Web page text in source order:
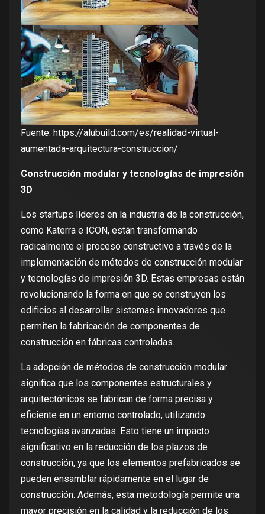
Fuente: https://alubuild.com/es/realidad-virtual-
aumentada-arquitectura-construccion/
Construcción modular y tecnologías de impresión
3D
Los startups líderes en la industria de la construcción,
como Katerra e ICON, están transformando
radicalmente el proceso constructivo a través de la
implementación de métodos de construcción modular
y tecnologías de impresión 3D. Estas empresas están
revolucionando la forma en que se construyen los
edificios al desarrollar sistemas innovadores que
permiten la fabricación de componentes de
construcción en fábricas controladas.
La adopción de métodos de construcción modular
significa que los componentes estructurales y
arquitectónicos se fabrican de forma precisa y
eficiente en un entorno controlado, utilizando
tecnologías avanzadas. Esto tiene un impacto
significativo en la reducción de los plazos de
construcción, ya que los elementos prefabricados se
pueden ensamblar rápidamente en el lugar de
construcción. Además, esta metodología permite una
mayor precisión en la calidad y la reducción de los